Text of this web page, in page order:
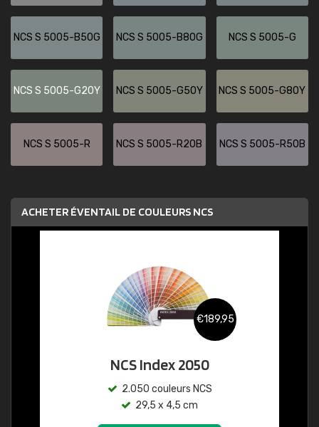
NCS S 5005-B50G NCS S 5005-B80G NCS S 5005-G
NCS S 5005-G20Y NCS S 5005-G50Y NCS S 5005-G80Y
NCS S 5005-R NCS S 5005-R20B NCS S 5005-R50B
ACHETER ÉVENTAIL DE COULEURS NCS
€189,95
NCS Index 2050
2.050 couleurs NCS
29,5 x 4,5 cm